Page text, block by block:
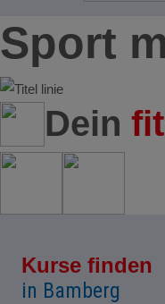
Sport
Dein fit
Kurse finden
in Bamberg